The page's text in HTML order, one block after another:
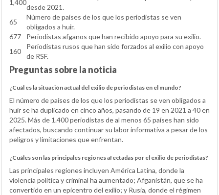
1,400
desde 2021.
65
Número de países de los que los periodistas se ven
obligados a huir.
677
Periodistas afganos que han recibido apoyo para su exilio.
160
Periodistas rusos que han sido forzados al exilio con apoyo
de RSF.
Preguntas sobre la noticia
¿Cuál es la situación actual del exilio de periodistas en el mundo?
El número de países de los que los periodistas se ven obligados a
huir se ha duplicado en cinco años, pasando de 19 en 2021 a 40 en
2025. Más de 1.400 periodistas de al menos 65 países han sido
afectados, buscando continuar su labor informativa a pesar de los
peligros y limitaciones que enfrentan.
¿Cuáles son las principales regiones afectadas por el exilio de periodistas?
Las principales regiones incluyen América Latina, donde la
violencia política y criminal ha aumentado; Afganistán, que se ha
convertido en un epicentro del exilio; y Rusia, donde el régimen